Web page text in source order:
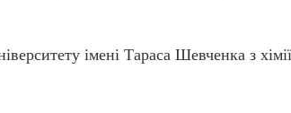
імені Тараса Шевченка з